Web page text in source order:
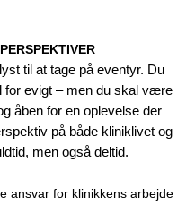
til at tage på eventyr. Du
for evigt – men du skal være
åben for en oplevelse der
på både kliniklivet og
men også deltid.
ansvar for klinikkens arbejde